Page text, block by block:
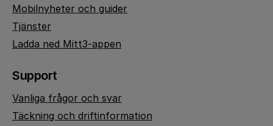
Mobilnyheter och guider
Tjänster
Ladda ned Mitt3-appen
Support
Vanliga frågor och svar
Täckning och driftinformation